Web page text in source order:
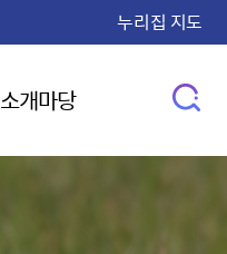
누리집 지도
소개마당